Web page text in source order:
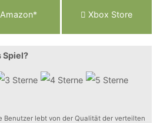
Amazon* Xbox Store
Spiel?
Benutzer lebt von der Qualität der verteilten